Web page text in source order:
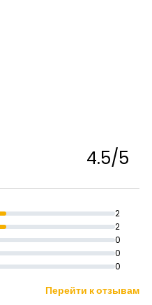
4.5/5
2
2
0
0
0
Перейти к отзывам